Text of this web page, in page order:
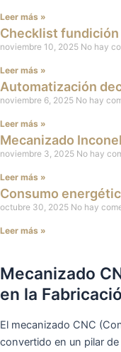
Leer más »
Checklist fundición
noviembre 10, 2025 No hay
Leer más »
Automatización
noviembre 6, 2025 No hay
Leer más »
Mecanizado
noviembre 3, 2025 No hay
Leer más »
Consumo
octubre 30, 2025 No hay
Leer más »
Mecanizado
en la
El mecanizado CNC
convertido en un pilar